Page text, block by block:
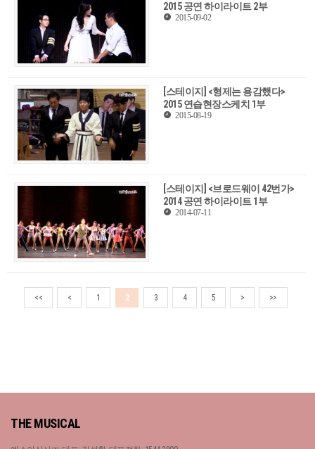
2015 공연 하이라이트 2부
2015-09-02
[스테이지] <형제는 용감했다>
2015 연습현장스케치 1부
2015-08-19
[스테이지] <브로드웨이 42번가>
2014 공연 하이라이트 1부
2014-07-11
<< < 1 2 3 4 5 > >>
THE MUSICAL